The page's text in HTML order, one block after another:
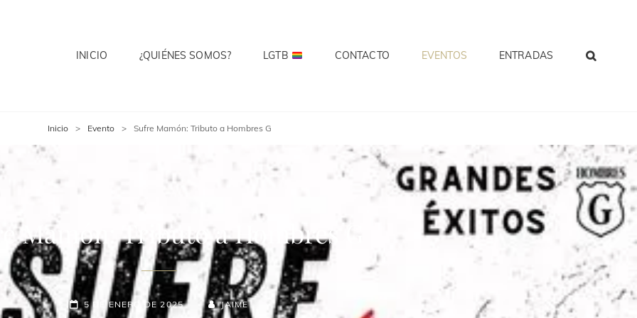
INICIO ¿QUIÉNES SOMOS? LGTB CONTACTO EVENTOS ENTRADAS
Inicio > Evento > Sufre Mamón: Tributo a Hombres G
Mamón: Tributo a Hombres G
5 DE ENERO DE 2025 JAIME